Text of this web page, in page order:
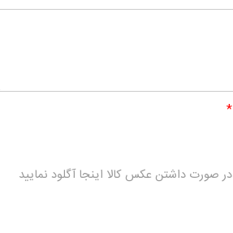
*
در صورت داشتن عکس کالا اینجا آگلود نمایید